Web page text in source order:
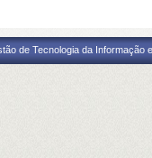
de Tecnologia da